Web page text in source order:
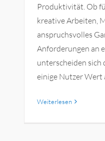
Produktivität. Ob
kreative Arbeiten,
anspruchsvolles
Anforderungen an
unterscheiden sich
einige Nutzer Wert
Weiterlesen